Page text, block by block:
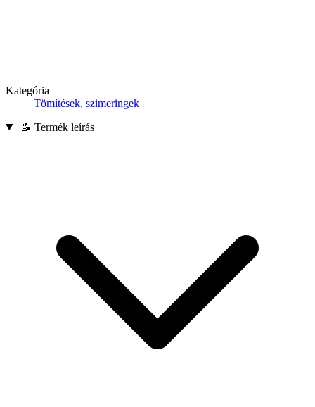
Kategória
Tömítések, szimeringek
📝 Termék leírás